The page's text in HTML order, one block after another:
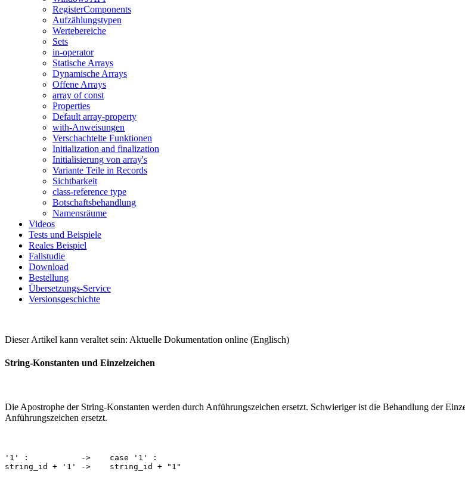
RegisterComponents
Aufzählungstypen
Wertebereiche
Sets
in-operator
Statische Arrays
Dynamische Arrays
Offene Arrays
array of const
Properties
Default array-property
with-Anweisungen
Verschachtelte Funktionen
Initialization and finalization
Initialisierung von array's
Variante Teile in Records
Sichtbarkeit
class-reference type
Botschaftsbehandlung
Namensräume
Videos
Tests und Beispiele
Reales Beispiel
Fallstudie
Download
Bestellung
Übersetzungs-Service
Versionsgeschichte
Dieser Artikel kann veraltet sein: Aktuelle Dokumentation online (Englisch)
String-Konstanten und Einzelzeichen
Die Apostrophe der String-Konstanten werden durch Anführungszeichen ersetzt. Schwieriger ist die Behandlung der
Anführungszeichen ersetzt.
'1' :           ->    case '1' :